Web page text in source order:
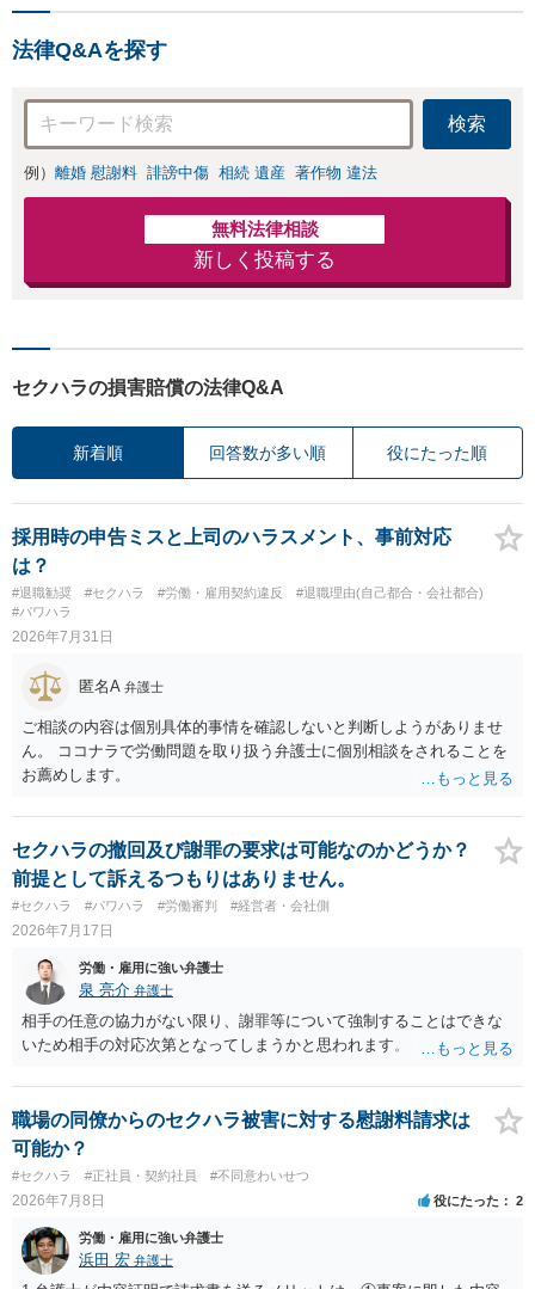
法律Q&Aを探す
検索
例） 離婚 慰謝料 誹謗中傷 相続 遺産 著作物 違法
無料法律相談
新しく投稿する
セクハラの損害賠償の法律Q&A
新着順 回答数が多い順 役にたった順
採用時の申告ミスと上司のハラスメント、事前対応
は？
#退職勧奨 #セクハラ #労働・雇用契約違反
#退職理由(自己都合・会社都合)
#パワハラ
2026年7月31日
匿名A 弁護士
ご相談の内容は個別具体的事情を確認しないと判断しようがありませ
ん。 ココナラで労働問題を取り扱う弁護士に個別相談をされることを
お薦めします。
セクハラの撤回及び謝罪の要求は可能なのかどうか？
前提として訴えるつもりはありません。
#セクハラ #パワハラ #労働審判 #経営者・会社側
2026年7月17日
労働・雇用に強い弁護士
泉 亮介 弁護士
相手の任意の協力がない限り、謝罪等について強制することはできな
いため相手の対応次第となってしまうかと思われます。
職場の同僚からのセクハラ被害に対する慰謝料請求は
可能か？
#セクハラ #正社員・契約社員 #不同意わいせつ
2026年7月8日 役にたった 2
労働・雇用に強い弁護士
浜田 宏 弁護士